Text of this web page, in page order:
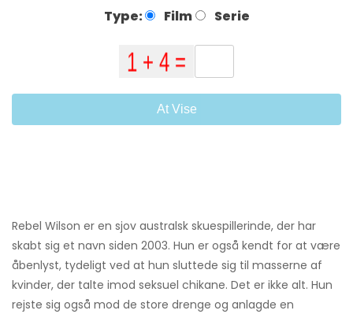
Type: Film Serie
At Vise
Rebel Wilson er en sjov australsk skuespillerinde, der har
skabt sig et navn siden 2003. Hun er også kendt for at være
åbenlyst, tydeligt ved at hun sluttede sig til masserne af
kvinder, der talte imod seksuel chikane. Det er ikke alt. Hun
rejste sig også mod de store drenge og anlagde en